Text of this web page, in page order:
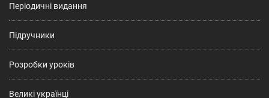
Періодичні видання
Підручники
Розробки уроків
Великі українці